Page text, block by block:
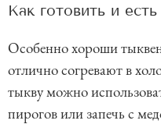
Как готовить и есть
Особенно хороши
отлично согревают в
тыкву можно
пирогов или запечь с